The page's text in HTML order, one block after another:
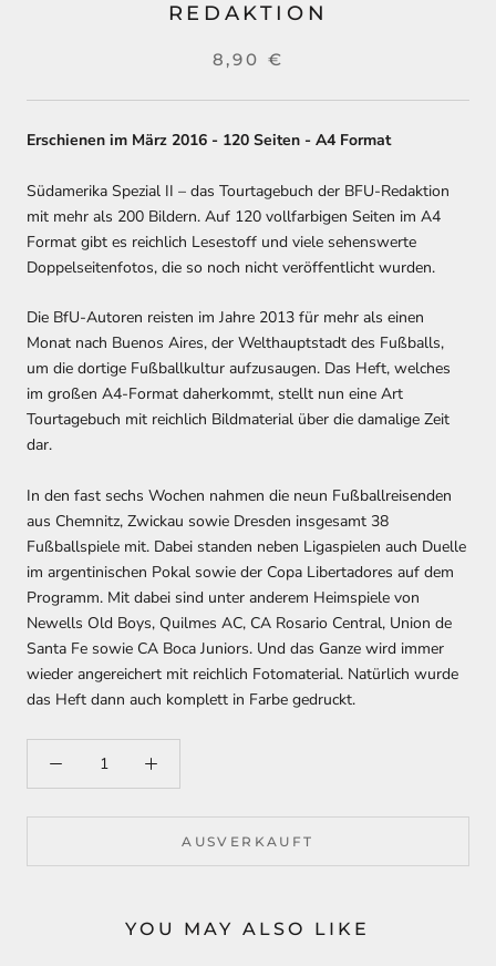
REDAKTION
8,90 €
Erschienen im März 2016 - 120 Seiten - A4 Format
Südamerika Spezial II – das Tourtagebuch der BFU-Redaktion
mit mehr als 200 Bildern. Auf 120 vollfarbigen Seiten im A4
Format gibt es reichlich Lesestoff und viele sehenswerte
Doppelseitenfotos, die so noch nicht veröffentlicht wurden.
Die BfU-Autoren reisten im Jahre 2013 für mehr als einen
Monat nach Buenos Aires, der Welthauptstadt des Fußballs,
um die dortige Fußballkultur aufzusaugen. Das Heft, welches
im großen A4-Format daherkommt, stellt nun eine Art
Tourtagebuch mit reichlich Bildmaterial über die damalige Zeit
dar.
In den fast sechs Wochen nahmen die neun Fußballreisenden
aus Chemnitz, Zwickau sowie Dresden insgesamt 38
Fußballspiele mit. Dabei standen neben Ligaspielen auch Duelle
im argentinischen Pokal sowie der Copa Libertadores auf dem
Programm. Mit dabei sind unter anderem Heimspiele von
Newells Old Boys, Quilmes AC, CA Rosario Central, Union de
Santa Fe sowie CA Boca Juniors. Und das Ganze wird immer
wieder angereichert mit reichlich Fotomaterial. Natürlich wurde
das Heft dann auch komplett in Farbe gedruckt.
AUSVERKAUFT
YOU MAY ALSO LIKE